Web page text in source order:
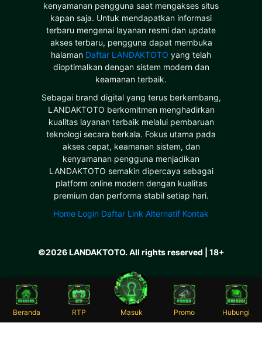
kenyamanan pengguna saat mengakses situs
kapan saja. Untuk mendapatkan informasi
terbaru mengenai layanan resmi dan update
akses terbaru, pengguna dapat membuka
halaman Daftar LANDAKTOTO yang telah
dioptimalkan dengan sistem modern dan
keamanan terbaik.
Sebagai brand digital yang terus berkembang,
LANDAKTOTO berkomitmen menghadirkan
kualitas layanan terbaik melalui pembaruan
teknologi secara berkala. Fokus utama pada
akses cepat, keamanan sistem, dan
kenyamanan pengguna menjadikan
LANDAKTOTO semakin dipercaya sebagai
platform online modern dengan kualitas
premium dan performa stabil setiap hari.
Home Login Daftar Link Alternatif Kontak
©2026 LANDAKTOTO. All rights reserved | 18+
Beranda RTP Masuk Promo Hubungi